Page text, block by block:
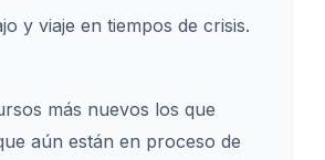
y viaje en tiempos de crisis.
más nuevos los que
aún están en proceso de